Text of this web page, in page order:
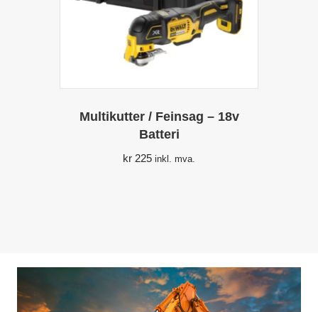
Multikutter / Feinsag – 18v
Batteri
kr 225 inkl. mva.